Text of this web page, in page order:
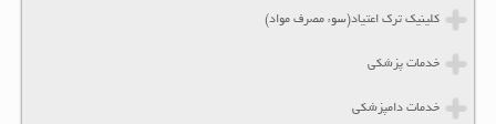
کلینیک ترک اعتیاد(سوء مصرف مواد)
خدمات پزشکی
خدمات دامپزشکی